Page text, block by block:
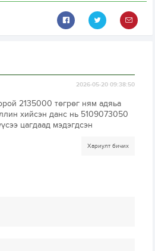
2026-05-20 09:38:50
2135000 төгрөг ням адяьа
хийсэн данс нь 5109073050
цагдаад мэдэгдсэн
Хариулт бичих